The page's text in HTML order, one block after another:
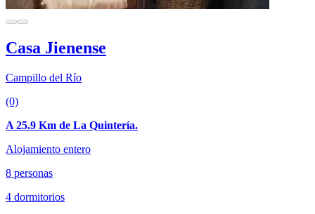
Casa Jienense
Campillo del Río
(0)
A 25.9 Km de La Quintería.
Alojamiento entero
8 personas
4 dormitorios